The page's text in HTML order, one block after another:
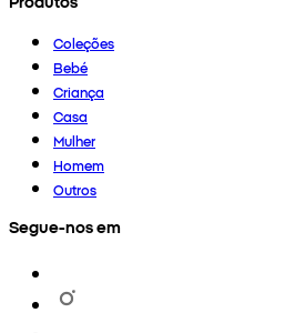
Coleções
Bebé
Criança
Casa
Mulher
Homem
Outros
Segue-nos em